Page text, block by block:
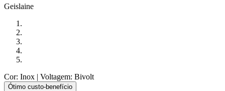
Geislaine
Cor: Inox | Voltagem: Bivolt
Ótimo custo-benefício